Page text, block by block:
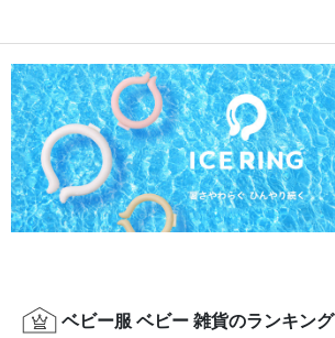
ベビー服 ベビー 雑貨のランキング